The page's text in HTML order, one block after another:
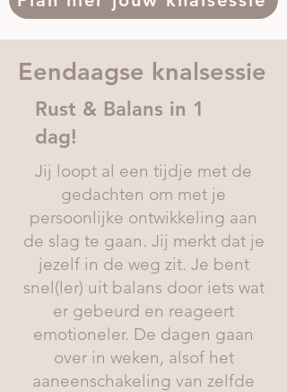
Eendaagse knalsessie
Rust & Balans in 1
dag!
Jij loopt al een tijdje met de
gedachten om met je
persoonlijke ontwikkeling aan
de slag te gaan. Jij merkt dat je
jezelf in de weg zit. Je bent
snel(ler) uit balans door iets wat
er gebeurd en reageert
emotioneler. De dagen gaan
over in weken, alsof het
aaneenschakeling van zelfde